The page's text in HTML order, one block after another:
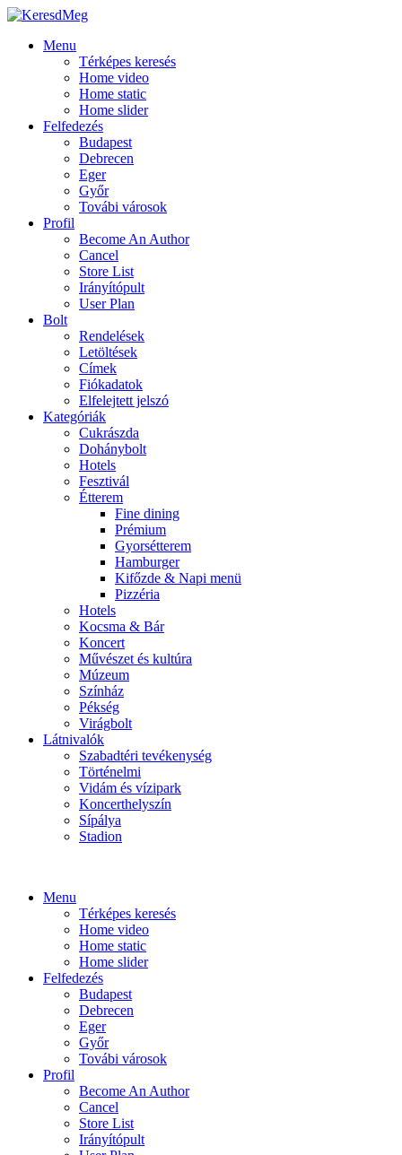
Menu
Térképes keresés
Home video
Home static
Home slider
Felfedezés
Budapest
Debrecen
Eger
Győr
Továbi városok
Profil
Become An Author
Cancel
Store List
Irányítópult
User Plan
Bolt
Rendelések
Letöltések
Címek
Fiókadatok
Elfelejtett jelszó
Kategóriák
Cukrászda
Dohánybolt
Hotels
Fesztivál
Étterem
Fine dining
Prémium
Gyorsétterem
Hamburger
Kifőzde & Napi menü
Pizzéria
Hotels
Kocsma & Bár
Koncert
Művészet és kultúra
Múzeum
Színház
Pékség
Virágbolt
Látnivalók
Szabadtéri tevékenység
Történelmi
Vidám és vízipark
Koncerthelyszín
Sípálya
Stadion
Menu
Térképes keresés
Home video
Home static
Home slider
Felfedezés
Budapest
Debrecen
Eger
Győr
Továbi városok
Profil
Become An Author
Cancel
Store List
Irányítópult